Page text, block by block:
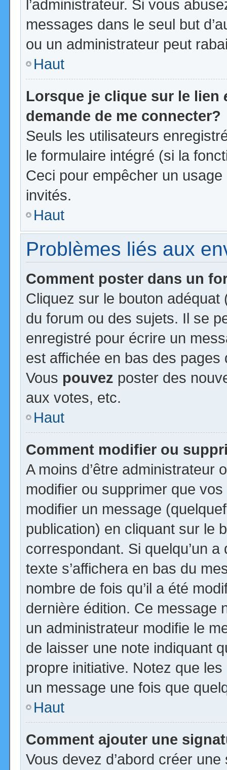
l’administrateur. Si vous
messages dans le seul but
ou un administrateur peut
Haut
Lorsque je clique sur le lien
demande de me connecter?
Seuls les utilisateurs
le formulaire intégré (si la
Ceci pour empêcher un
invités.
Haut
Problèmes liés aux
Comment poster dans un
Cliquez sur le bouton
du forum ou des sujets. Il se
enregistré pour écrire un
est affichée en bas des
Vous pouvez poster des
aux votes, etc.
Haut
Comment modifier ou
A moins d’être administrateur
modifier ou supprimer que
modifier un message
publication) en cliquant sur le
correspondant. Si quelqu’un
texte s’affichera en bas du
nombre de fois qu’il a été
dernière édition. Ce message
un administrateur modifie le
de laisser une note indiquant
propre initiative. Notez que
un message une fois que
Haut
Comment ajouter une
Vous devez d’abord créer